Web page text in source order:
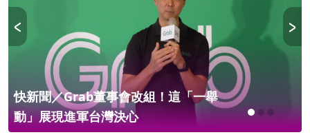
快新聞／Grab董事會改組！這「一舉
動」展現進軍台灣決心